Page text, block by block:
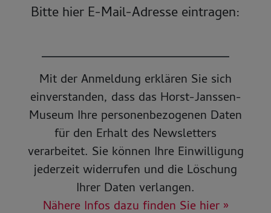
Bitte hier E-Mail-Adresse eintragen:
Mit der Anmeldung erklären Sie sich
einverstanden, dass das Horst-Janssen-
Museum Ihre personenbezogenen Daten
für den Erhalt des Newsletters
verarbeitet. Sie können Ihre Einwilligung
jederzeit widerrufen und die Löschung
Ihrer Daten verlangen.
Nähere Infos dazu finden Sie hier »